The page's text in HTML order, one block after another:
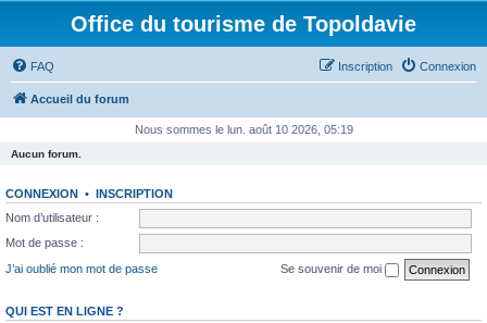
Office du tourisme de Topoldavie
FAQ Connexion
Inscription
Accueil du forum
Nous sommes le lun. août 10 2026, 05:19
Aucun forum.
CONNEXION • INSCRIPTION
Nom d’utilisateur :
Mot de passe :
J’ai oublié mon mot de passe
Se souvenir de moi
QUI EST EN LIGNE ?